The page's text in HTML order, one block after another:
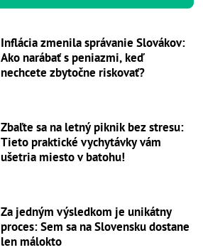
Inflácia zmenila správanie Slovákov:
Ako narábať s peniazmi, keď
nechcete zbytočne riskovať?
Zbaľte sa na letný piknik bez stresu:
Tieto praktické vychytávky vám
ušetria miesto v batohu!
Za jedným výsledkom je unikátny
proces: Sem sa na Slovensku dostane
len málokto